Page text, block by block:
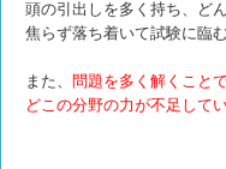
頭の引出しを多く持ち、ど
焦らず落ち着いて試験に臨
また、 問題を多く解くこと
どこの分野の力が不足して